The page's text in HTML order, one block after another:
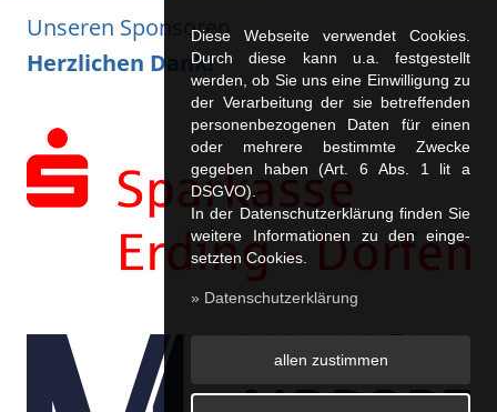
Unseren Sponsoren
Herzlichen Dank!
Diese Webseite verwendet Cookies.
Durch diese kann u.a. fest­ge­stellt
werden, ob Sie uns eine Einwilligung zu
der Verarbeitung der sie betreffenden
personenbezogenen Daten für einen
oder mehrere bestimmte Zwecke
gegeben haben (Art. 6 Abs. 1 lit a
DSGVO).
In der Datenschutzerklärung finden Sie
weitere Informationen zu den ein­ge­
setz­ten Cookies.
» Datenschutzerklärung
allen zustimmen